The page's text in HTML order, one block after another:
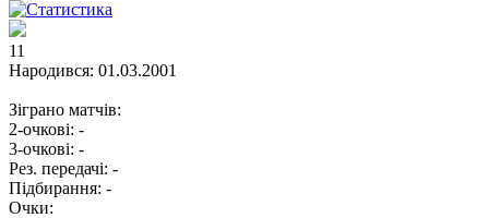
11
Народився: 01.03.2001
Зіграно матчів:
2-очкові: -
3-очкові: -
Рез. передачі: -
Підбирання: -
Очки: